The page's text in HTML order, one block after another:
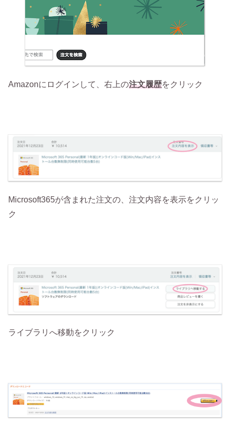
Amazonにログインして、右上の注文履歴をクリック
Microsoft365が含まれた注文の、注文内容を表示をクリッ
ク
ライブラリへ移動をクリック